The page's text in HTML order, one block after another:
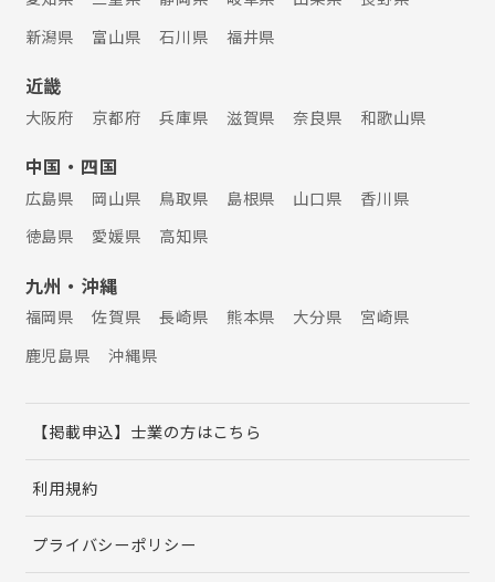
新潟県
富山県 石川県 福井県
近畿
大阪府 京都府 兵庫県 滋賀県 奈良県 和歌山県
中国・四国
広島県 岡山県 鳥取県 島根県 山口県
香川県
徳島県
愛媛県 高知県
九州・沖縄
福岡県 佐賀県 長崎県 熊本県 大分県
宮崎県
鹿児島県
沖縄県
【掲載申込】士業の方はこちら
利用規約
プライバシーポリシー